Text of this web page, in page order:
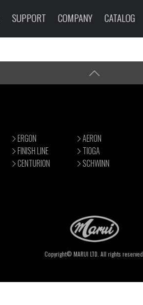
SUPPORT COMPANY CATALOG
ERGON
AERON
FINISH LINE
TIOGA
CENTURION
SCHWINN
Copyright© MARUI LTD. All rights reserved.